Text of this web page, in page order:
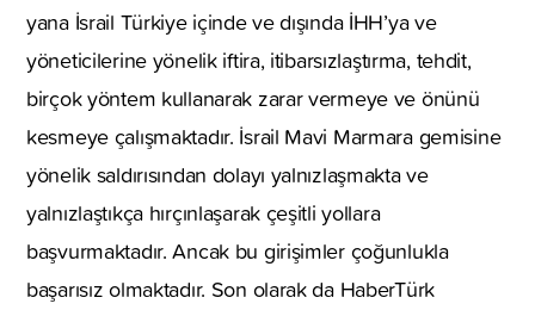
yana İsrail Türkiye içinde ve dışında İHH’ya ve
yöneticilerine yönelik iftira, itibarsızlaştırma, tehdit,
birçok yöntem kullanarak zarar vermeye ve önünü
kesmeye çalışmaktadır. İsrail Mavi Marmara gemisine
yönelik saldırısından dolayı yalnızlaşmakta ve
yalnızlaştıkça hırçınlaşarak çeşitli yollara
başvurmaktadır. Ancak bu girişimler çoğunlukla
başarısız olmaktadır. Son olarak da HaberTürk